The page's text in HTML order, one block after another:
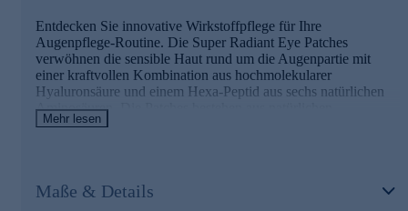
Entdecken Sie innovative Wirkstoffpflege für Ihre
Augenpflege-Routine. Die Super Radiant Eye Patches
verwöhnen die sensible Haut rund um die Augenpartie mit
einer kraftvollen Kombination aus hochmolekularer
Hyaluronsäure und einem Hexa-Peptid aus sechs natürlichen
Aminosäuren. Die Patches bestehen aus natürlichen
Biocellulose-Fasern. Das weiche Material schmiegt sich wie
Mehr lesen
Maße & Details